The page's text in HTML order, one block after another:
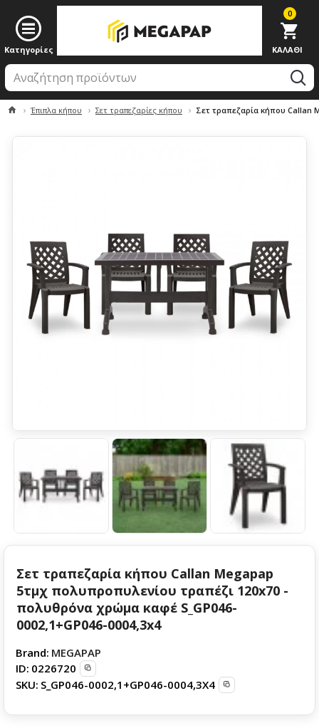
0
Έπιπλα κήπου Σετ τραπεζαρίες κήπου Σετ τραπεζαρία κήπου Callan
Σετ τραπεζαρία κήπου Callan Megapap
5τμχ πολυπροπυλενίου τραπέζι 120x70 -
πολυθρόνα χρώμα καφέ S_GP046-
0002,1+GP046-0004,3x4
Brand: MEGAPAP
ID: 0226720
SKU: S_GP046-0002,1+GP046-0004,3X4